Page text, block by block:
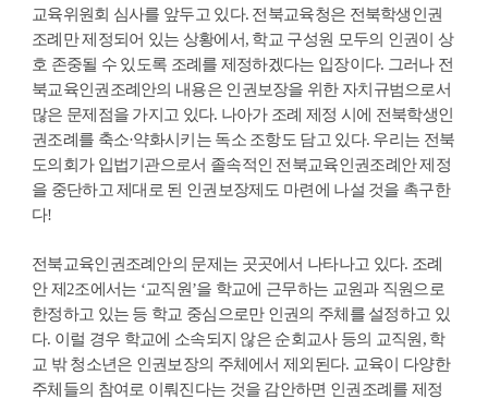
교육위원회 심사를 앞두고 있다. 전북교육청은 전북학생인권
조례만 제정되어 있는 상황에서, 학교 구성원 모두의 인권이 상
호 존중될 수 있도록 조례를 제정하겠다는 입장이다. 그러나 전
북교육인권조례안의 내용은 인권보장을 위한 자치규범으로서
많은 문제점을 가지고 있다. 나아가 조례 제정 시에 전북학생인
권조례를 축소·약화시키는 독소 조항도 담고 있다. 우리는 전북
도의회가 입법기관으로서 졸속적인 전북교육인권조례안 제정
을 중단하고 제대로 된 인권보장제도 마련에 나설 것을 촉구한
다!
전북교육인권조례안의 문제는 곳곳에서 나타나고 있다. 조례
안 제2조에서는 ‘교직원’을 학교에 근무하는 교원과 직원으로
한정하고 있는 등 학교 중심으로만 인권의 주체를 설정하고 있
다. 이럴 경우 학교에 소속되지 않은 순회교사 등의 교직원, 학
교 밖 청소년은 인권보장의 주체에서 제외된다. 교육이 다양한
주체들의 참여로 이뤄진다는 것을 감안하면 인권조례를 제정